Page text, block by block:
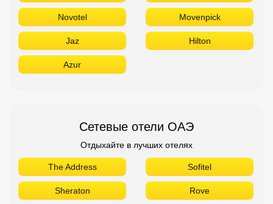
Novotel Movenpick
Jaz Hilton
Azur
Сетевые отели ОАЭ
Отдыхайте в лучших отелях
The Address Sofitel
Sheraton Rove